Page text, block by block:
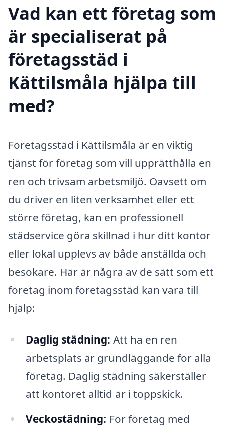
Vad kan ett företag som
är specialiserat på
företagsstäd i
Kättilsmåla hjälpa till
med?
Företagsstäd i Kättilsmåla är en viktig
tjänst för företag som vill upprätthålla en
ren och trivsam arbetsmiljö. Oavsett om
du driver en liten verksamhet eller ett
större företag, kan en professionell
städservice göra skillnad i hur ditt kontor
eller lokal upplevs av både anställda och
besökare. Här är några av de sätt som ett
företag inom företagsstäd kan vara till
hjälp:
Daglig städning: Att ha en ren
arbetsplats är grundläggande för alla
företag. Daglig städning säkerställer
att kontoret alltid är i toppskick.
Veckostädning: För företag med